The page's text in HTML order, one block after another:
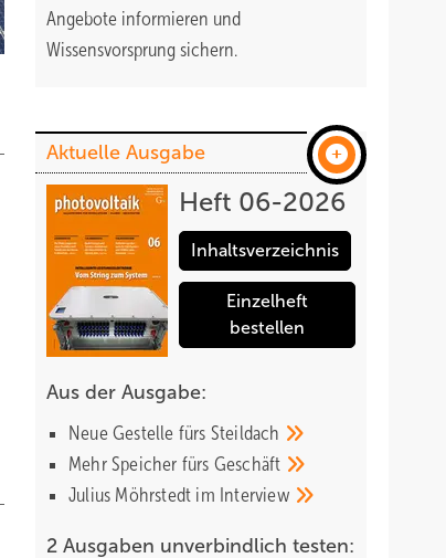
Angebote informieren und
Wissensvorsprung sichern.
Aktuelle Ausgabe
Heft 06-2026
Inhaltsverzeichnis
Einzelheft
bestellen
Aus der Ausgabe:
Neue Gestelle fürs Steildach
Mehr Speicher fürs Geschäft
Julius Möhrstedt im Interview
2 Ausgaben unverbindlich testen: